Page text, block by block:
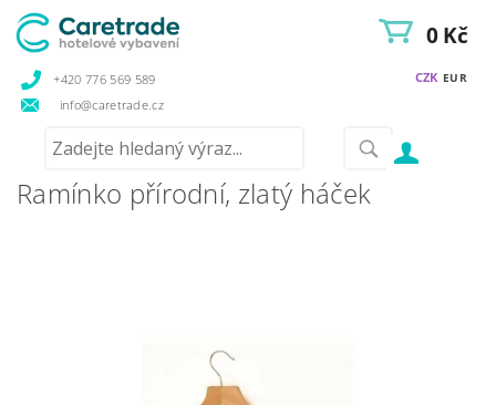
+420 776 569 589
info@caretrade.cz
CZK EUR
0 Kč
Ramínko přírodní, zlatý háček